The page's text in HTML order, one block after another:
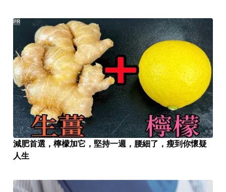
減肥首選，檸檬加它，堅持一週，腰細了，瘦到你懷疑
人生
PR